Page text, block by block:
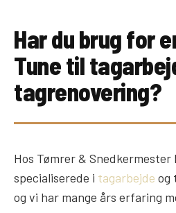
Har du brug for
Tune til
tagrenovering?
Hos Tømrer &
specialiserede i tagarbejde og
og vi har mange års erfaring